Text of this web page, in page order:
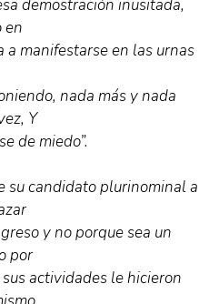
demostración inusitada,
en
a manifestarse en las urnas
nada más y nada
Y
de miedo”.
su candidato plurinominal a
y no porque sea un
por
actividades le hicieron